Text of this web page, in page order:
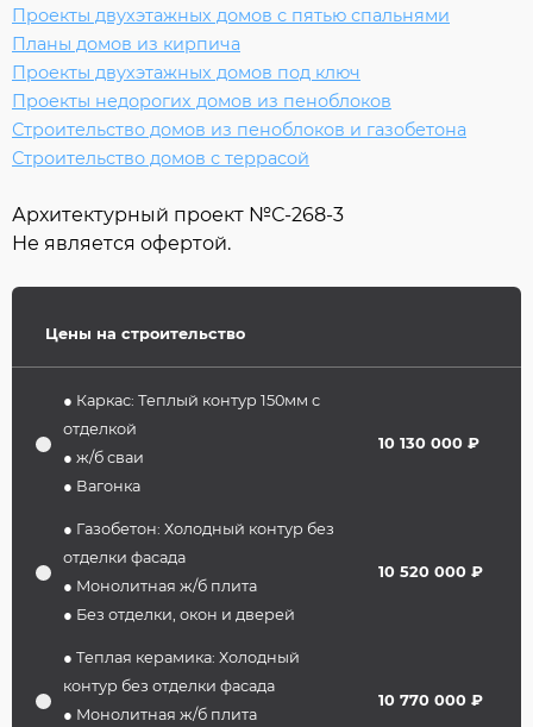
Проекты двухэтажных домов с пятью спальнями
Планы домов из кирпича
Проекты двухэтажных домов под ключ
Проекты недорогих домов из пеноблоков
Строительство домов из пеноблоков и газобетона
Строительство домов с террасой
Архитектурный проект №С-268-3
Не является офертой.
Цены на строительство
● Каркас: Теплый контур 150мм с
отделкой
● ж/б сваи
● Вагонка
10 130 000 ₽
● Газобетон: Холодный контур без
отделки фасада
● Монолитная ж/б плита
● Без отделки, окон и дверей
10 520 000 ₽
● Теплая керамика: Холодный
контур без отделки фасада
● Монолитная ж/б плита
10 770 000 ₽